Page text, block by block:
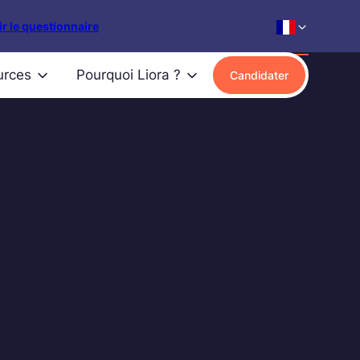
le questionnaire
Pourquoi Liora ? Candidater